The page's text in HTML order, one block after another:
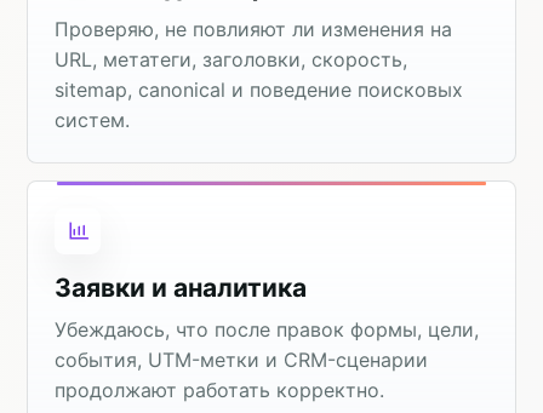
Проверяю, не повлияют ли изменения на
URL, метатеги, заголовки, скорость,
sitemap, canonical и поведение поисковых
систем.
Заявки и аналитика
Убеждаюсь, что после правок формы, цели,
события, UTM-метки и CRM-сценарии
продолжают работать корректно.